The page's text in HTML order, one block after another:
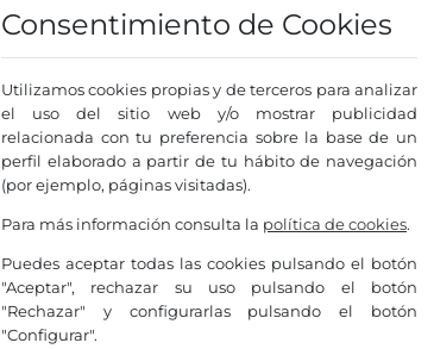
Web
Consentimiento de Cookies
Utilizamos cookies propias y de terceros para analizar
el uso del sitio web y/o mostrar publicidad
relacionada con tu preferencia sobre la base de un
perfil elaborado a partir de tu hábito de navegación
(por ejemplo, páginas visitadas).
Para más información consulta la política de cookies.
Puedes aceptar todas las cookies pulsando el botón
"Aceptar", rechazar su uso pulsando el botón
"Rechazar" y configurarlas pulsando el botón
"Configurar".